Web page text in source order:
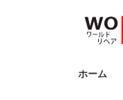
ホーム